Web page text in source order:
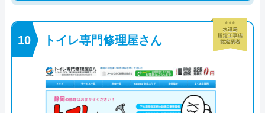
トイレ専門修理屋さん